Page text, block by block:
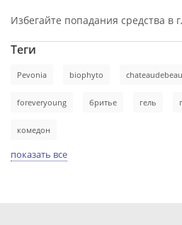
Избегайте попадания средства в
Теги
Pevonia biophyto
foreveryoung бритье гель
комедон
показать все